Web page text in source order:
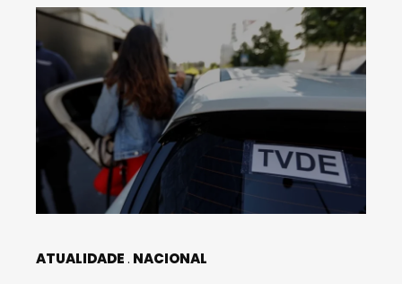
ATUALIDADE NACIONAL